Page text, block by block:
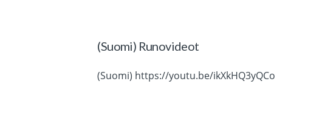
(Suomi) Runovideot
(Suomi) https://youtu.be/ikXkHQ3yQCo